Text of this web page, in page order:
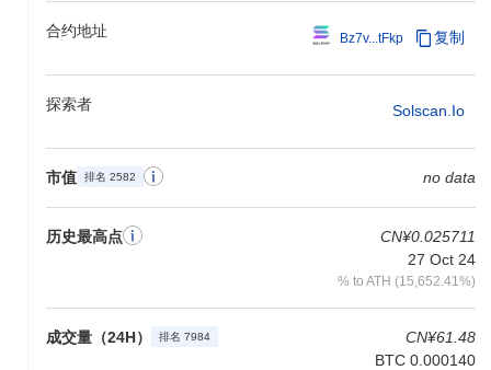
合约地址 Bz7v...tFkp 复制
探索者 Solscan.io
市值 排名 2582 no data
历史最高点
CN¥0.025711
27 Oct 24
% to ATH (15,652.41%)
成交量（24H） 排名 7984
CN¥61.48
BTC 0.000140
与去中心化交易并参与社区驱动的倡议。它作为支付代币提供实用
提供者和社区成员，通过质押和治理等活动在增强网络功能和稳定
性方面发挥作用。这种去中心化的方法使用户能够为生态系统的增
湿屁股是如何保障安全的？
根据最新信息，湿屁股采用了一种在公开来源中未明确详细说明的
共识机制，这表明它可能是一个较小或小众的项目。通常，这类项
目可能采用众所周知的共识模型，如工作量证明（PoW）或权益证
明（PoS），其中验证者或矿工确认交易以维护网络完整性。这些